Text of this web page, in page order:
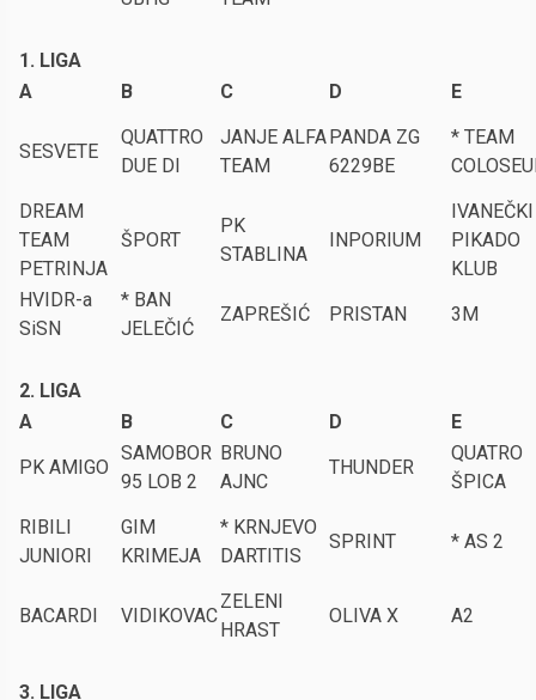
1. LIGA
A
B C D E
SESVETE
QUATTRO
DUE DI
JANJE ALFA
TEAM
PANDA ZG
6229BE
* TEAM
DREAM
TEAM
PETRINJA
ŠPORT
PK
STABLINA
INPORIUM
IVANEČKI
PIKADO
KLUB
HVIDR-a
SiSN
* BAN
JELEČIĆ
ZAPREŠIĆ PRISTAN 3M
2. LIGA
A
B C D
E
PK AMIGO
SAMOBOR
95 LOB 2
BRUNO
AJNC
THUNDER
QUATRO
ŠPICA
RIBILI
JUNIORI
GIM
KRIMEJA
* KRNJEVO
DARTITIS
SPRINT * AS 2
BACARDI VIDIKOVAC
ZELENI
HRAST
OLIVA X A2
3. LIGA